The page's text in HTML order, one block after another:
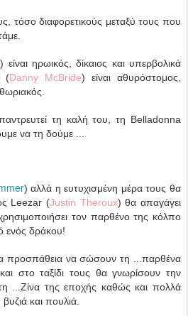
τόσο διαφορετικούς μεταξύ τους που
) είναι ηρωικός, δίκαιος και υπερβολικά
(Danny McBride) είναι αθυρόστομος,
τη καλή του, τη Belladonna
να τη δούμε ...
) αλλά η ευτυχισμένη μέρα τους θα
Leezar (Justin Theroux) θα απαγάγει
τον παρθένο της κόλπο
ενός δράκου!
προσπάθεια να σώσουν τη ...παρθένα
στο ταξίδι τους θα γνωρίσουν την
...Ζίνα της εποχής καθώς και πολλά
και πουλιά.